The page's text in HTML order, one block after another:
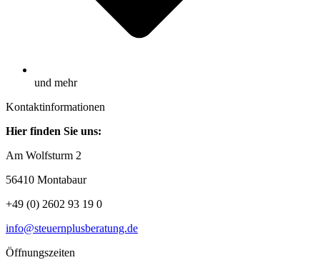
und mehr
Kontaktinformationen
Hier finden Sie uns:
Am Wolfsturm 2
56410 Montabaur
+49 (0) 2602 93 19 0
info@steuernplusberatung.de
Öffnungszeiten